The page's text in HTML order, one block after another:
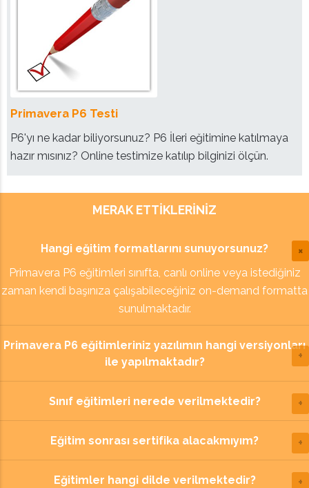
Primavera P6 Testi
P6'yı ne kadar biliyorsunuz? P6 İleri eğitimine katılmaya
hazır mısınız? Online testimize katılıp bilginizi ölçün.
MERAK ETTIKLERINIZ
Hangi eğitim formatlarını sunuyorsunuz?
Primavera P6 eğitimleri sınıfta, canlı online veya istediğiniz
zaman kendi başınıza çalışabileceğiniz on-demand formatta
sunulmaktadır.
Primavera P6 eğitimleriniz yazılımın hangi versiyonları
ile yapılmaktadır?
Sınıf eğitimleri nerede verilmektedir?
Eğitim sonrası sertifika alacakmıyım?
Eğitimler hangi dilde verilmektedir?